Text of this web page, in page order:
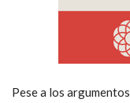
Pese a los